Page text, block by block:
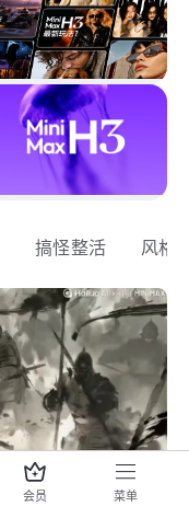
搞怪整活 风格
会员 菜单